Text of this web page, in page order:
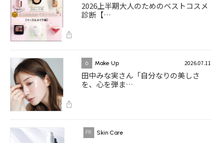
2026上半期大人のためのベストコスメ
診断【…
6 Make Up 2026.07.11
田中みな実さん「自分なりの美しさ
を、心を弾ま…
Skin Care